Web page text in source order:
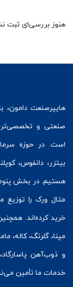
هنوز بررسی‌ای ثبت
هایپرصنعت
صنعتی و
است. در حوزه
بیتزر، دانفوس،
هستیم. در بخش
متال ورک
خرید کرده‌اند.
مپنا، گلرنگ، کاله،
و ذوب‌آهن
خدمات ما تأمین